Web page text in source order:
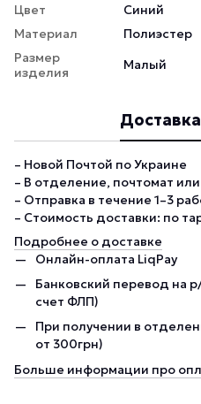
Цвет
Синий
Материал
Полиэстер
Размер
изделия
Малый
Доставка
– Новой Почтой по Украине
– В отделение, почтомат
– Отправка в течение 1–3
– Стоимость доставки: по
Подробнее о доставке
Онлайн-оплата LiqPay
Банковский перевод на
счет ФЛП)
При получении в
от 300грн)
Больше информации про